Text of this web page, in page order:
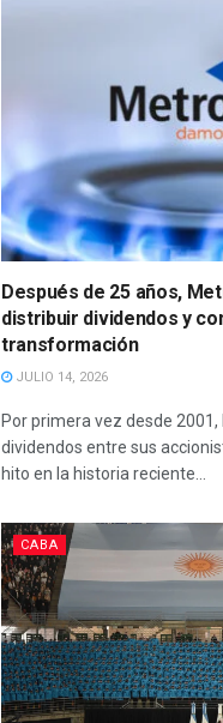
Después de 25 años,
distribuir dividendos y
transformación
JULIO 14, 2026
Por primera vez desde
dividendos entre sus
hito en la historia reciente...
CABA